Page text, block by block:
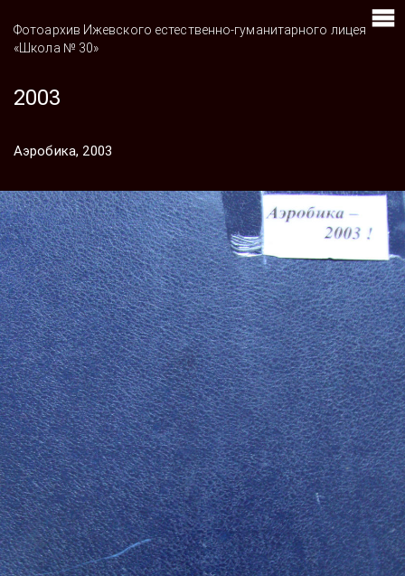
Фотоархив Ижевского естественно-гуманитарного лицея
«Школа № 30»
2003
Аэробика, 2003